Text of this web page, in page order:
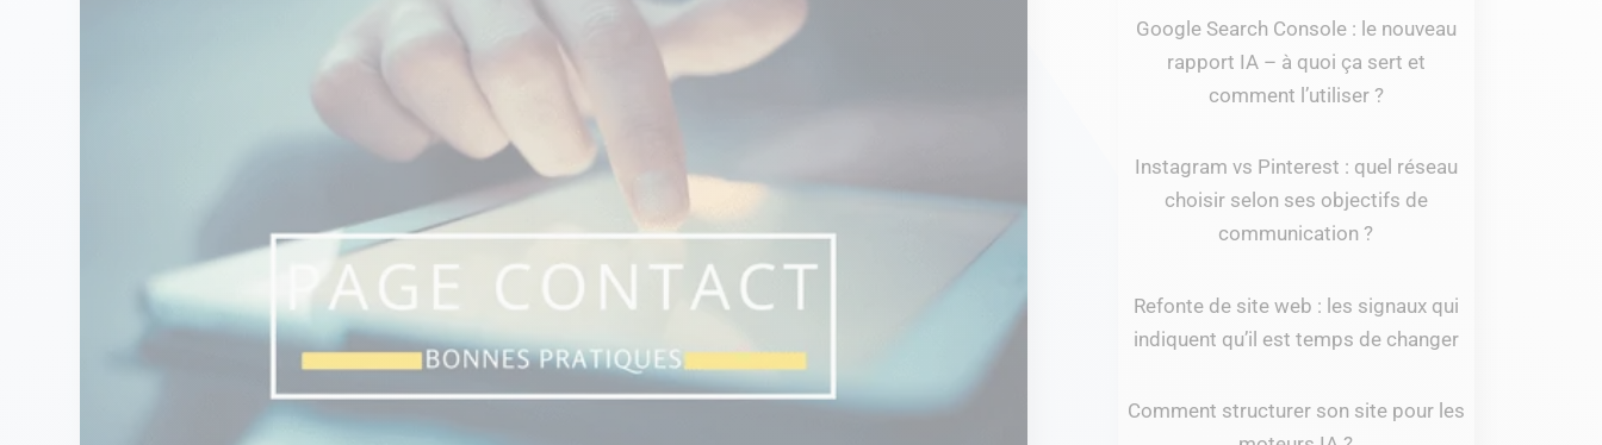
Google Search Console : le nouveau
rapport IA – à quoi ça sert et
comment l’utiliser ?
Instagram vs Pinterest : quel réseau
choisir selon ses objectifs de
communication ?
Refonte de site web : les signaux qui
indiquent qu’il est temps de changer
Comment structurer son site pour les